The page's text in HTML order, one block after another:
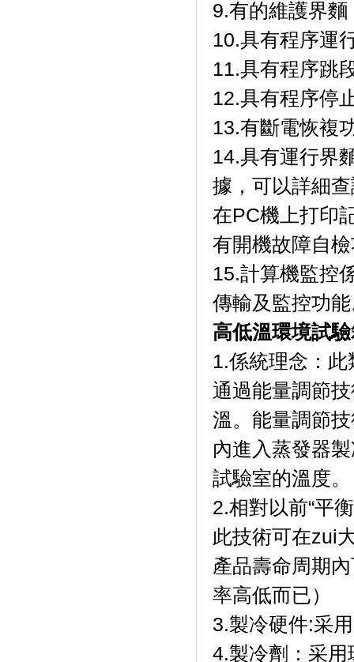
9.有的維護界麵
10.具有程序運行
11.具有程序跳段
12.具有程序停止
13.有斷電恢複功
14.具有運行界麵
據，可以詳細
在PC機上打印
有開機故障自檢功
15.計算機監控係
傳輸及監控功能
高低溫環境試
1.係統理念
通過能量調節
溫。能量調
內進入蒸發器製
試驗室的溫度。
2.相對以前“平衡
此技術可在zui
產品壽命周期
率高低而已）
3.製冷硬件:采用
4.製冷劑：